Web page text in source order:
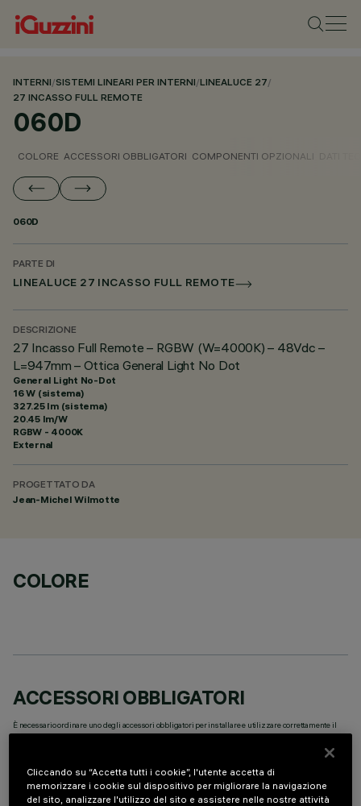
INTERNI/SISTEMI LINEARI PER INTERNI/LINEALUCE 27/
27 INCASSO FULL REMOTE
060D
COLORE ACCESSORI OBBLIGATORI COMPONENTI OPZIONALI
060D
PARTE DI
LINEALUCE 27 INCASSO FULL REMOTE
DESCRIZIONE
27 Incasso Full Remote – RGBW (W=4000K) – 48Vdc –
L=947mm – Ottica General Light No Dot
General Light No-Dot
16 W (sistema)
327.25 lm (sistema)
20.45 lm/W
RGBW - 4000K
External
PROGETTATO DA
Jean-Michel Wilmotte
COLORE
ACCESSORI OBBLIGATORI
È necessario ordinare uno degli accessori obbligatori per installare e utilizzare correttamente il
prodotto:
Cliccando su “Accetta tutti i cookie”, l'utente accetta di
memorizzare i cookie sul dispositivo per migliorare la navigazione
del sito, analizzare l'utilizzo del sito e assistere nelle nostre attività